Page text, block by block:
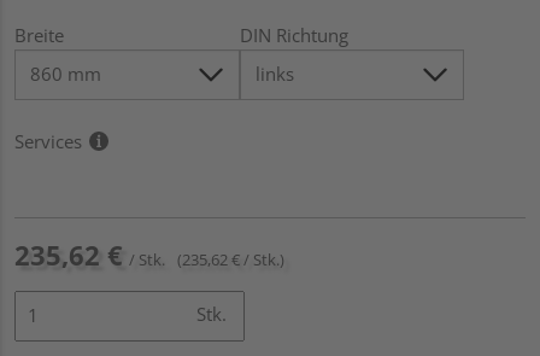
Breite DIN Richtung
Services
235,62 € / Stk. (235,62 € / Stk.)
Stk.